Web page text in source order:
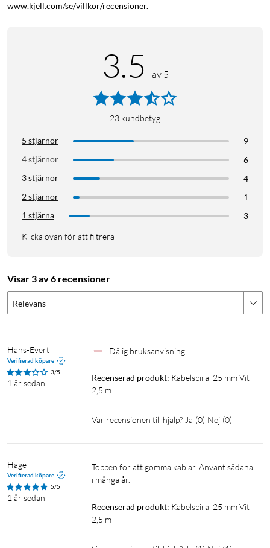
www.kjell.com/se/villkor/recensioner.
3.5 av 5
23 kundbetyg
5 stjärnor
9
4 stjärnor
6
3 stjärnor
4
2 stjärnor
1
1 stjärna
3
Klicka ovan för att filtrera
Visar 3 av 6 recensioner
Relevans
Hans-Evert
Verifierad köpare
3/5
1 år sedan
Dålig bruksanvisning
Recenserad produkt: Kabelspiral 25 mm Vit
2,5 m
Var recensionen till hjälp? Ja (0) Nej (0)
Hage
Verifierad köpare
5/5
1 år sedan
Toppen för att gömma kablar. Använt sådana
i många år.
Recenserad produkt: Kabelspiral 25 mm Vit
2,5 m